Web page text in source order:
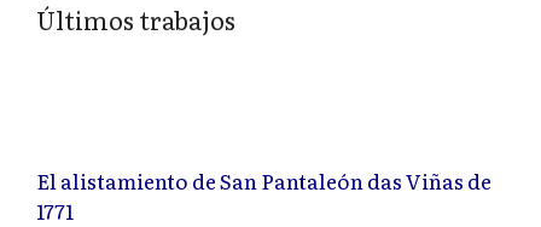
Últimos trabajos
El alistamiento de San Pantaleón das Viñas de
1771